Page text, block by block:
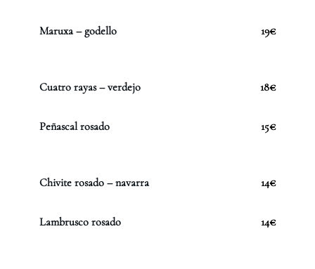
Maruxa – godello 19€
Cuatro rayas – verdejo 18€
Peñascal rosado 15€
Chivite rosado – navarra 14€
Lambrusco rosado 14€